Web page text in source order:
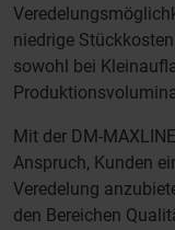
niedrige
sowohl bei
Mit der DM-
Anspruch, Kunden
Veredelung
den Bereichen